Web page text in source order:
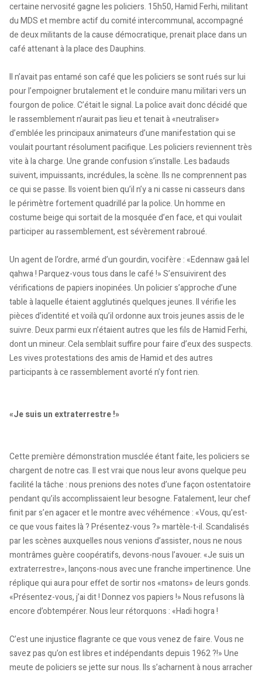
certaine nervosité gagne les policiers. 15h50, Hamid Ferhi, militant
du MDS et membre actif du comité intercommunal, accompagné
de deux militants de la cause démocratique, prenait place dans un
café attenant à la place des Dauphins.
Il n’avait pas entamé son café que les policiers se sont rués sur lui
pour l’empoigner brutalement et le conduire manu militari vers un
fourgon de police. C’était le signal. La police avait donc décidé que
le rassemblement n’aurait pas lieu et tenait à «neutraliser»
d’emblée les principaux animateurs d’une manifestation qui se
voulait pourtant résolument pacifique. Les policiers reviennent très
vite à la charge. Une grande confusion s’installe. Les badauds
suivent, impuissants, incrédules, la scène. Ils ne comprennent pas
ce qui se passe. Ils voient bien qu’il n’y a ni casse ni casseurs dans
le périmètre fortement quadrillé par la police. Un homme en
costume beige qui sortait de la mosquée d’en face, et qui voulait
participer au rassemblement, est sévèrement rabroué.
Un agent de l’ordre, armé d’un gourdin, vocifère : «Edennaw gaâ lel
qahwa ! Parquez-vous tous dans le café !» S’ensuivirent des
vérifications de papiers inopinées. Un policier s’approche d’une
table à laquelle étaient agglutinés quelques jeunes. Il vérifie les
pièces d’identité et voilà qu’il ordonne aux trois jeunes assis de le
suivre. Deux parmi eux n’étaient autres que les fils de Hamid Ferhi,
dont un mineur. Cela semblait suffire pour faire d’eux des suspects.
Les vives protestations des amis de Hamid et des autres
participants à ce rassemblement avorté n’y font rien.
«Je suis un extraterrestre !»
Cette première démonstration musclée étant faite, les policiers se
chargent de notre cas. Il est vrai que nous leur avons quelque peu
facilité la tâche : nous prenions des notes d’une façon ostentatoire
pendant qu’ils accomplissaient leur besogne. Fatalement, leur chef
finit par s’en agacer et le montre avec véhémence : «Vous, qu’est-
ce que vous faites là ? Présentez-vous ?» martèle-t-il. Scandalisés
par les scènes auxquelles nous venions d’assister, nous ne nous
montrâmes guère coopératifs, devons-nous l’avouer. «Je suis un
extraterrestre», lançons-nous avec une franche impertinence. Une
réplique qui aura pour effet de sortir nos «matons» de leurs gonds.
«Présentez-vous, j’ai dit ! Donnez vos papiers !» Nous refusons là
encore d’obtempérer. Nous leur rétorquons : «Hadi hogra !
C’est une injustice flagrante ce que vous venez de faire. Vous ne
savez pas qu’on est libres et indépendants depuis 1962 ?!» Une
meute de policiers se jette sur nous. Ils s’acharnent à nous arracher